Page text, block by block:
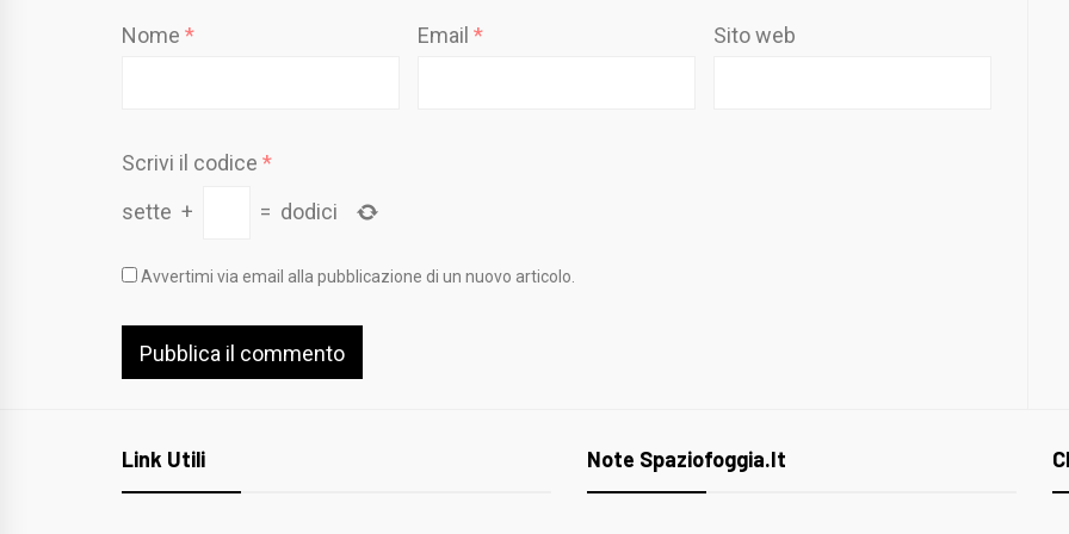
Nome * Email * Sito web
Scrivi il codice *
sette + = dodici
Avvertimi via email alla pubblicazione di un nuovo articolo.
Link Utili Note Spaziofoggia.it